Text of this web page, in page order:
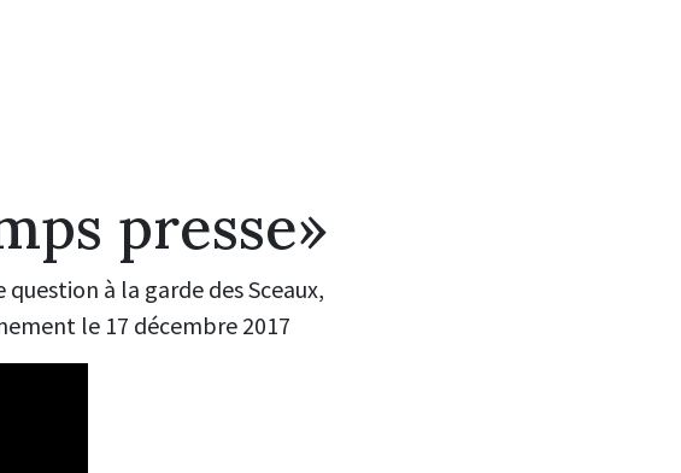
presse»
à la garde des Sceaux,
le 17 décembre 2017